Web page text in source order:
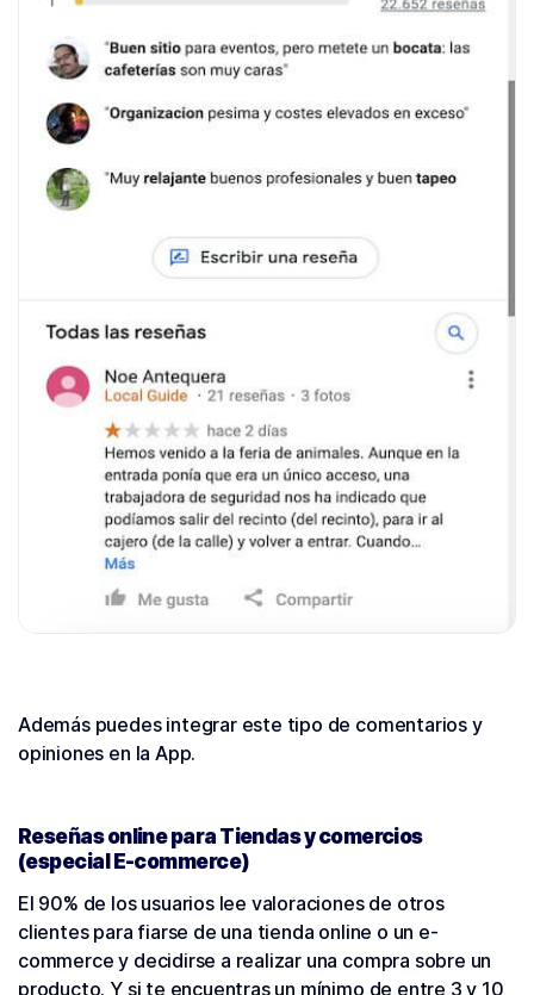
Además puedes integrar este tipo de comentarios y
opiniones en la App.
Reseñas online para Tiendas y comercios
(especial E-commerce)
El 90% de los usuarios lee valoraciones de otros
clientes para fiarse de una tienda online o un e-
commerce y decidirse a realizar una compra sobre un
producto. Y si te encuentras un mínimo de entre 3 y 10